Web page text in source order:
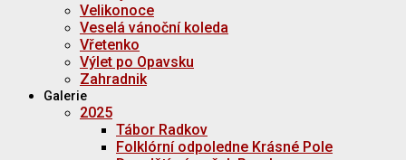
Velikonoce
Veselá vánoční koleda
Vřetenko
Výlet po Opavsku
Zahradnik
Galerie
2025
Tábor Radkov
Folklórní odpoledne Krásné Pole